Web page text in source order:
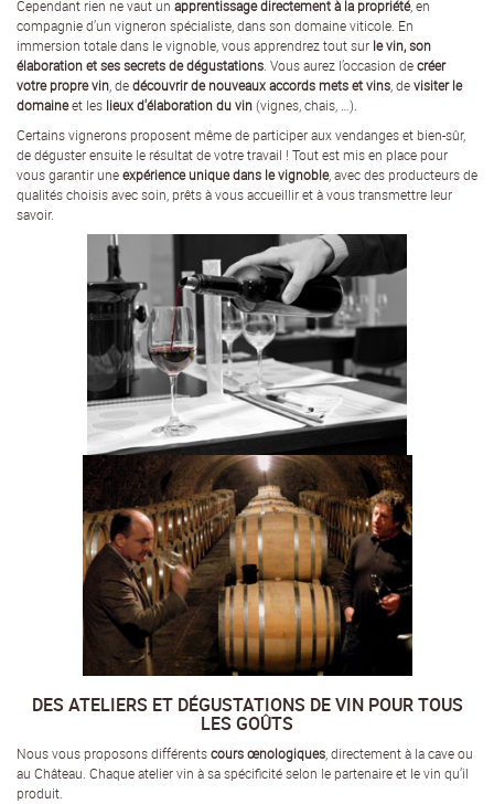
Cependant rien ne vaut un apprentissage directement à la propriété, en
compagnie d’un vigneron spécialiste, dans son domaine viticole. En
immersion totale dans le vignoble, vous apprendrez tout sur le vin, son
élaboration et ses secrets de dégustations . Vous aurez l’occasion decréer
votre propre vin , dedécouvrir de nouveaux accords mets et vins , devisiter le
domaineet les lieux d'élaboration du vin(vignes, chais, …).
Certains vignerons proposent même de participer aux vendanges et bien-sûr,
de déguster ensuite le résultat de votre travail ! Tout est mis en place pour
vous garantir uneexpérience unique dans le vignoble, avec des producteurs de
qualités choisis avec soin, prêts à vous accueillir et à vous transmettre leur
savoir.
DES ATELIERS ET DÉGUSTATIONS DE VIN POUR TOUS
LES GOÛTS
Nous vous proposons différentscours œnologiques , directement à la cave ou
au Château. Chaque atelier vin à sa spécificité selon le partenaire et le vin qu’il
produit.